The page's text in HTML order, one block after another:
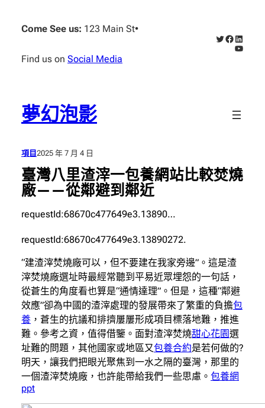
Come See us: 123 Main St•
Find us on Social Media
X Facebook
夢幻泡影
項目 2025 年 7 月 4 日
臺灣八里渣滓一包養網站比較焚燒
廠——從鄰避到鄰近
requestId:68670c477649e3.13890…
requestId:68670c477649e3.13890272.
“建渣滓焚燒廠可以，但不要建在我家旁邊”。這是渣
滓焚燒廠選址時最經常聽到平易近眾埋怨的一句話，
從蒼生的角度看也算是“通情達理”。但是，這種“鄰避
效應”卻為中國的渣滓處理的發展帶來了繁重的負擔包
養 ，蒼生的抗議和排擠屢屢形成項目標落地難，推進
難。參考之資，值得借鑒。面對渣滓焚燒甜心花園選
址難的問題，其他國家或地區又包養合約是若何做的?
明天，讓我們把眼光聚焦到一水之隔的臺灣，那里的
一個渣滓焚燒廠，也許能帶給我們一些思慮。 包養網
ppt